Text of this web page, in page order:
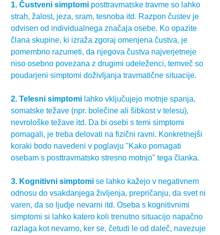
1. Čustveni simptomi posttravmatske travme so lahko
strah, žalost, jeza, sram, tesnoba itd. Razpon čustev je
odvisen od individualnega značaja osebe. Ko opazite
člana skupine, ki izraža zgoraj omenjena čustva, je
pomembno razumeti, da njegova čustva najverjetneje
niso osebno povezana z drugimi udeleženci, temveč so
poudarjeni simptomi doživljanja travmatične situacije.
2. Telesni simptomi lahko vključujejo motnje spanja,
somatske težave (npr. bolečine ali šibkost v telesu),
nevrološke težave itd. Da bi osebi s temi simptomi
pomagali, je treba delovati na fizični ravni. Konkretnejši
koraki bodo navedeni v poglavju "Kako pomagati
osebam s posttravmatsko stresno motnjo" tega članka.
3. Kognitivni simptomi se lahko kažejo v negativnem
odnosu do vsakdanjega življenja, prepričanju, da svet ni
varen, da so ljudje nevarni itd. Oseba s kognitivnimi
simptomi si lahko katero koli trenutno situacijo napačno
razlaga kot nevarno, ker se, četudi le od daleč, navezuje